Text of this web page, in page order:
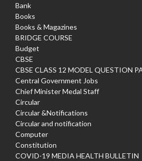
Bank
Books
Books & Magazines
BRIDGE COURSE
Budget
CBSE
CBSE CLASS 12 MODEL QUESTION
Central Government Jobs
Chief Minister Medal Staff
Circular
Circular &Notifications
Circular and notification
Computer
Constitution
COVID-19 MEDIA HEALTH BULLETIN